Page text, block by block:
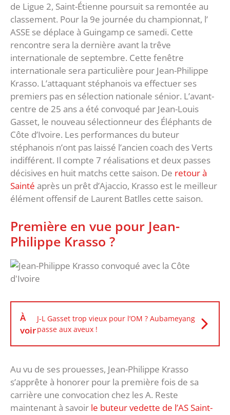
de Ligue 2, Saint-Étienne poursuit sa remontée au
classement. Pour la 9e journée du championnat, l’
ASSE se déplace à Guingamp ce samedi. Cette
rencontre sera la dernière avant la trêve
internationale de septembre. Cette fenêtre
internationale sera particulière pour Jean-Philippe
Krasso. L’attaquant stéphanois va effectuer ses
premiers pas en sélection nationale sénior. L’avant-
centre de 25 ans a été convoqué par Jean-Louis
Gasset, le nouveau sélectionneur des Éléphants de
Côte d’Ivoire. Les performances du buteur
stéphanois n’ont pas laissé l’ancien coach des Verts
indifférent. Il compte 7 réalisations et deux passes
décisives en huit matchs cette saison. De retour à
Sainté après un prêt d’Ajaccio, Krasso est le meilleur
élément offensif de Laurent Batlles cette saison.
Première en vue pour Jean-
Philippe Krasso ?
À
voir
J-L Gasset trop vieux pour l’OM ? Aubameyang
passe aux aveux !
Au vu de ses prouesses, Jean-Philippe Krasso
s’apprête à honorer pour la première fois de sa
carrière une convocation chez les A. Reste
maintenant à savoir le buteur vedette de l’AS Saint-